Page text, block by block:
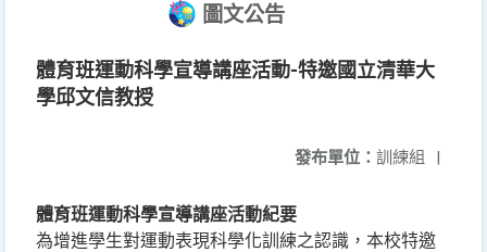
圖文公告
體育班運動科學宣導講座活動-特邀國立清華大
學邱文信教授
發布單位： 訓練組 |
體育班運動科學宣導講座活動紀要
為增進學生對運動表現科學化訓練之認識，本校特邀